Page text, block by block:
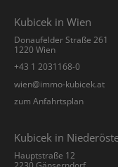
Kubicek in Wien
Donaufelder Straße 261
1220 Wien
+43 1 2031168-0
­wien@immo-kubicek.at
zum Anfahrtsplan
Kubicek in
Hauptstraße 12